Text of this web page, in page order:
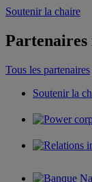
Soutenir la chaire
Partenaires
Tous les partenaires
Soutenir la